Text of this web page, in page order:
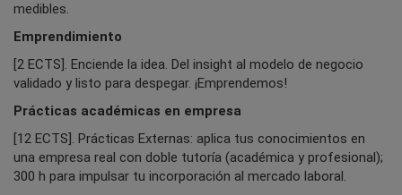
medibles.
Emprendimiento
[2 ECTS]. Enciende la idea. Del insight al modelo de negocio
validado y listo para despegar. ¡Emprendemos!
Prácticas académicas en empresa
[12 ECTS]. Prácticas Externas: aplica tus conocimientos en
una empresa real con doble tutoría (académica y profesional);
300 h para impulsar tu incorporación al mercado laboral.